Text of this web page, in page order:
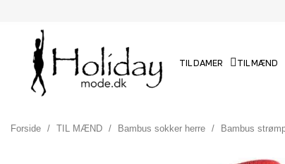
TIL DAMER TIL MÆND
Forside TIL MÆND Bambus sokker herre Bambus